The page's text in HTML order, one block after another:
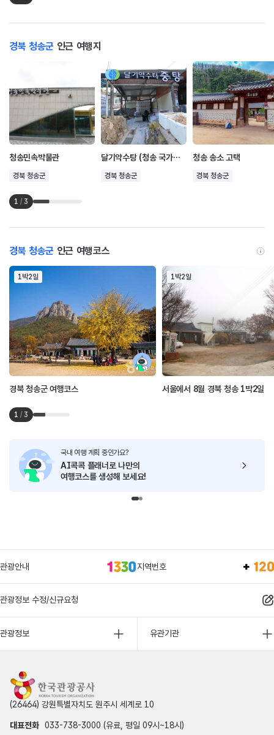
경북 청송군 인근 여행지
청송민속박물관
경북 청송군
달기약수탕 (청송 국가지질공원)
경북 청송군
청송 송소 고택
경북 청송군
1 / 3
경북 청송군 인근 여행코스
1박2일
경북 청송군 여행코스
1박2일
서울에서 8월 경북 청송 1박2일
1 / 3
국내 여행 계획 중인가요?
AI콕콕 플래너로 나만의
여행코스를 생성해 보세요!
관광안내 지역번호
관광정보 수정/신규요청
관광정보 유관기관
(26464) 강원특별자치도 원주시 세계로 10
대표전화 033-738-3000 (유료, 평일 09시~18시)